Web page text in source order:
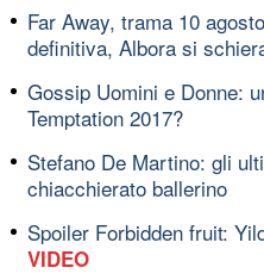
Far Away, trama 10
definitiva, Albora si
Gossip Uomini e Donne:
Temptation 2017?
Stefano De Martino: gli
chiacchierato ballerino
Spoiler Forbidden fruit:
VIDEO